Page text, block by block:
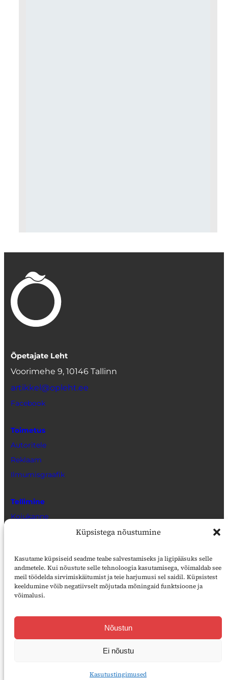
Küpsistega nõustumine
Kasutame küpsiseid seadme teabe salvestamiseks ja ligipääsuks selle
andmetele. Kui nõustute selle tehnoloogia kasutamisega, võimaldab see
meil töödelda sirvimiskäitumist ja teie harjumusi sel saidil. Küpsistest
keeldumine võib negatiivselt mõjutada mõningaid funktsioone ja
võimalusi.
Nõustun
Ei nõustu
Kasutustingimused
Õpetajate Leht
Voorimehe 9, 10146 Tallinn
artikkel@opleht.ee
Facebook
Toimetus
Autoritele
Reklaam
Ilmumisgraafik
Tellimine
Kojukanne
Veebiarhiiv
Õpetajate Leht Digaris
Toeta
Kasutustingimused